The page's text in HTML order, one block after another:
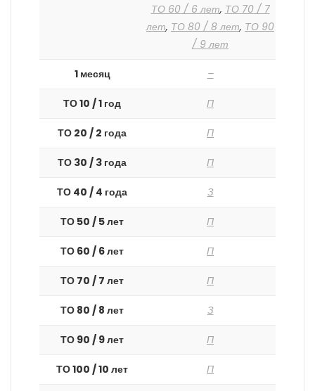
ТО 60 / 6 лет, ТО 70 / 7
лет, ТО 80 / 8 лет, ТО 90
/ 9 лет
1 месяц –
ТО 10 / 1 год П
ТО 20 / 2 года П
ТО 30 / 3 года П
ТО 40 / 4 года З
ТО 50 / 5 лет П
ТО 60 / 6 лет П
ТО 70 / 7 лет П
ТО 80 / 8 лет З
ТО 90 / 9 лет П
ТО 100 / 10 лет П